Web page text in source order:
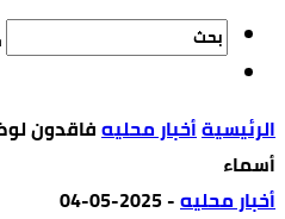
‫الرئيسية‬أخبار محليهفاقدون
أسماء
أخبار محليه-
2025-05-04